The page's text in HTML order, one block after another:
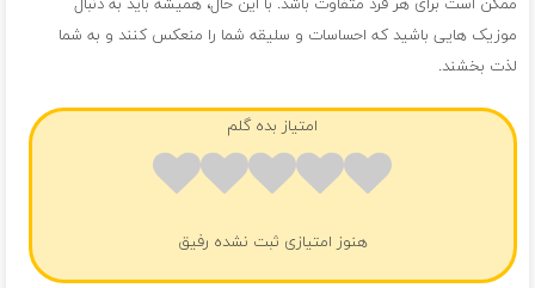
ممکن است برای هر فرد متفاوت باشد. با این حال، همیشه باید به دنبال
موزیک هایی باشید که احساسات و سلیقه شما را منعکس کنند و به شما
لذت بخشند.
امتیاز بده گلم
هنوز امتیازی ثبت نشده رفیق